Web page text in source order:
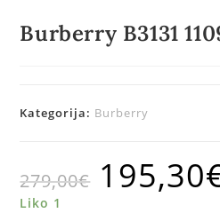
Burberry B3131
Kategorija: Burberry
279,00€ 195,30
Liko 1